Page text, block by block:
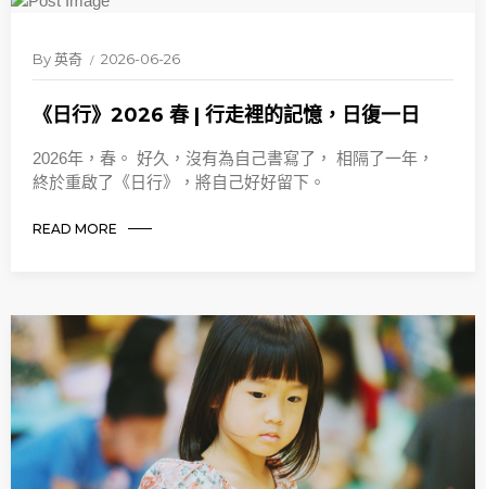
By英奇 2026-06-26
《日行》2026 春 | 行走裡的記憶，日復一日
2026年，春。 好久，沒有為自己書寫了， 相隔了一年，
終於重啟了《日行》，將自己好好留下。
READ MORE